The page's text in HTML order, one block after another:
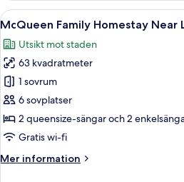
Homestay
Near
w
Slide
Öppna
alla
foton
för
McQueen
Family
Homestay
Near
w
En
9
McQueen Family Homestay Near
Utsikt mot staden
63 kvadratmeter
1 sovrum
6 sovplatser
2 queensize-sängar och 2
Gratis wi-fi
Mer information
Mer